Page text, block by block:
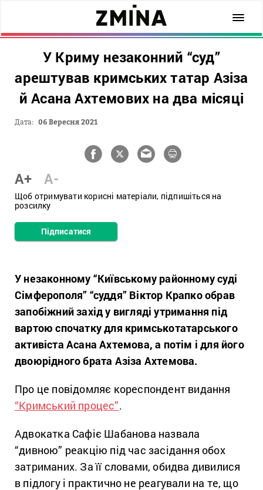
У Криму незаконний “суд”
арештував кримських татар Азіза
й Асана Ахтемових на два місяці
Дата: 06 Вересня 2021
A+ A-
Щоб отримувати корисні матеріали, підпишіться на
розсилку
Підписатися
У незаконному “Київському районному суді
Сімферополя” “суддя” Віктор Крапко обрав
запобіжний захід у вигляді утримання під
вартою спочатку для кримськотатарського
активіста Асана Ахтемова, а потім і для його
двоюрідного брата Азіза Ахтемова.
Про це повідомляє кореспондент видання
“Кримський процес”.
Адвокатка Сафіє Шабанова назвала
“дивною” реакцію під час засідання обох
затриманих. За її словами, обидва дивилися
в підлогу і практично не реагували на те, що